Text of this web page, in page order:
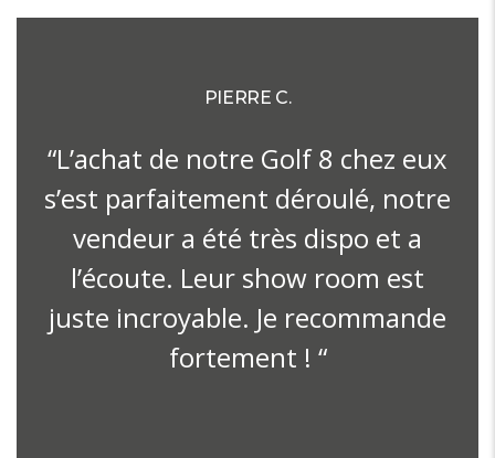
PIERRE C.
“L’achat de notre Golf 8 chez eux
s’est parfaitement déroulé, notre
vendeur a été très dispo et a
l’écoute. Leur show room est
juste incroyable. Je recommande
fortement ! “